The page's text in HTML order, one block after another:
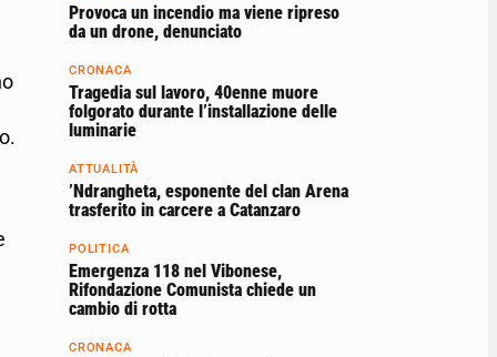
Provoca un incendio ma viene ripreso
da un drone, denunciato
CRONACA
Tragedia sul lavoro, 40enne muore
folgorato durante l’installazione delle
luminarie
ATTUALITÀ
’Ndrangheta, esponente del clan Arena
trasferito in carcere a Catanzaro
POLITICA
Emergenza 118 nel Vibonese,
Rifondazione Comunista chiede un
cambio di rotta
CRONACA